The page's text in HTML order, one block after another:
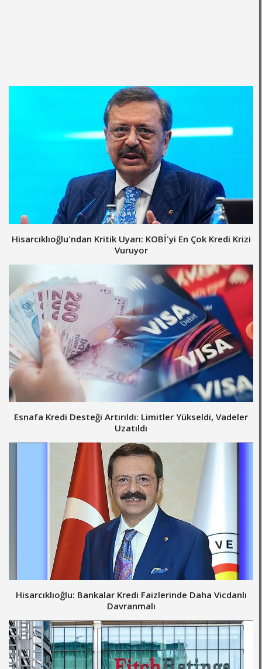
Hisarcıklıoğlu'ndan Kritik Uyarı: KOBİ'yi En Çok Kredi Krizi
Vuruyor
Esnafa Kredi Desteği Artırıldı: Limitler Yükseldi, Vadeler
Uzatıldı
Hisarcıklıoğlu: Bankalar Kredi Faizlerinde Daha Vicdanlı
Davranmalı